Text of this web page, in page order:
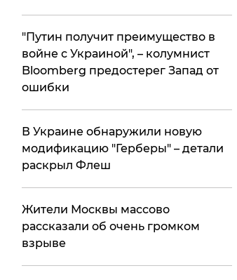
"Путин получит преимущество в
войне с Украиной", – колумнист
Bloomberg предостерег Запад от
ошибки
В Украине обнаружили новую
модификацию "Герберы" – детали
раскрыл Флеш
Жители Москвы массово
рассказали об очень громком
взрыве